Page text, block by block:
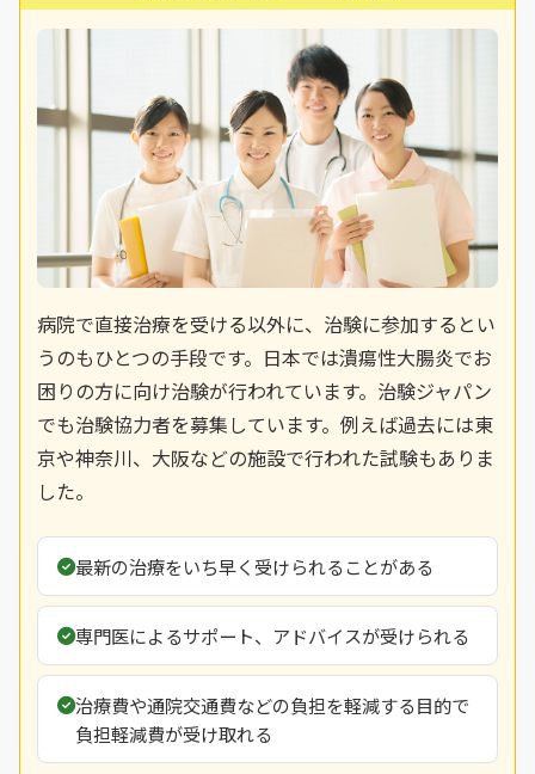
病院で直接治療を受ける以外に、治験に参加するとい
うのもひとつの手段です。日本では潰瘍性大腸炎でお
困りの方に向け治験が行われています。治験ジャパン
でも治験協力者を募集しています。例えば過去には東
京や神奈川、大阪などの施設で行われた試験もありま
した。
最新の治療をいち早く受けられることがある
専門医によるサポート、アドバイスが受けられる
治療費や通院交通費などの負担を軽減する目的で
負担軽減費が受け取れる